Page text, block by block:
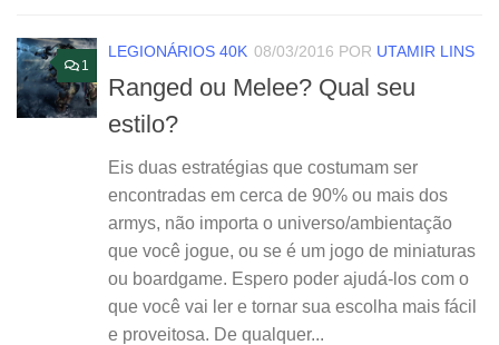
1
LEGIONÁRIOS 40K 08/03/2016 POR UTAMIR LINS
Ranged ou Melee? Qual seu
estilo?
Eis duas estratégias que costumam ser
encontradas em cerca de 90% ou mais dos
armys, não importa o universo/ambientação
que você jogue, ou se é um jogo de miniaturas
ou boardgame. Espero poder ajudá-los com o
que você vai ler e tornar sua escolha mais fácil
e proveitosa. De qualquer...